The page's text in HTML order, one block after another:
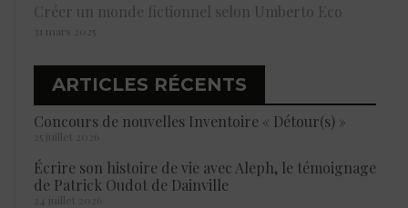
Créer un monde fictionnel selon Umberto Eco
31 mars 2025
ARTICLES RÉCENTS
Concours de nouvelles Inventoire « Détour(s) »
25 juillet 2026
Écrire son histoire de vie avec Aleph, le témoignage
de Patrick Oudot de Dainville
24 juillet 2026